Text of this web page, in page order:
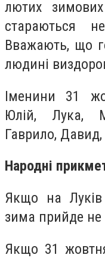
лютих
стараються
Вважають, що
людині
Іменини 31
Юлій, Лука,
Гаврило,
Народні
Якщо на
зима прийде не
Якщо 31